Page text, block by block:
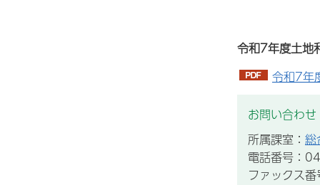
令和7年度土地
令和7年
お問い合わせ
所属課室： 総
電話番号：
ファックス